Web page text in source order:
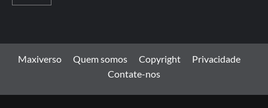
Maxiverso Quem somos Copyright
Privacidade
Contate-nos